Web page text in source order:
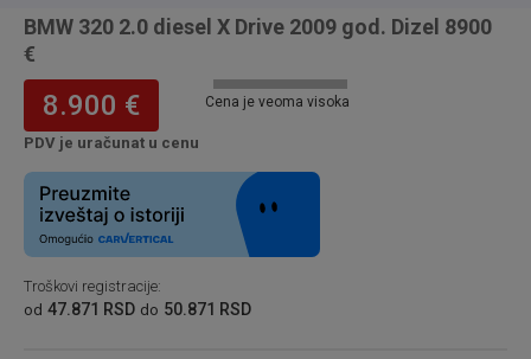
BMW 320 2.0 diesel X Drive 2009 god. Dizel 8900
€
8.900 €
PDV je uračunat u cenu
Cena je veoma visoka
Troškovi registracije:
od 47.871 RSD do 50.871 RSD